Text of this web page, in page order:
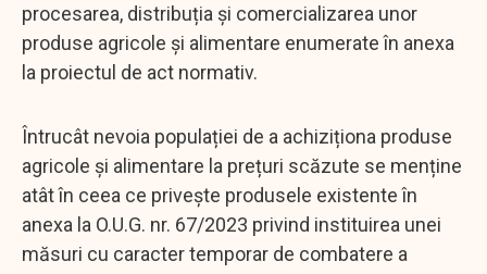
procesarea, distribuția şi comercializarea unor
produse agricole și alimentare enumerate în anexa
la proiectul de act normativ.
Întrucât nevoia populației de a achiziționa produse
agricole și alimentare la prețuri scăzute se menține
atât în ceea ce privește produsele existente în
anexa la O.U.G. nr. 67/2023 privind instituirea unei
măsuri cu caracter temporar de combatere a